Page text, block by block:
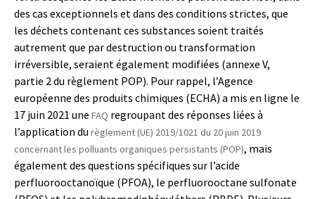
des cas exceptionnels et dans des conditions strictes, que
les déchets contenant ces substances soient traités
autrement que par destruction ou transformation
irréversible, seraient également modifiées (annexe V,
partie 2 du règlement POP). Pour rappel, l’Agence
européenne des produits chimiques (ECHA) a mis en ligne le
17 juin 2021 une FAQ regroupant des réponses liées à
l’application du règlement (UE) 2019/1021 du 20 juin 2019
concernant les polluants organiques persistants (POP), mais
également des questions spécifiques sur l’acide
perfluorooctanoïque (PFOA), le perfluorooctane sulfonate